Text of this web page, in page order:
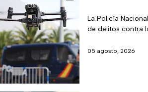
La Policía
de delitos contra
05 agosto, 2026